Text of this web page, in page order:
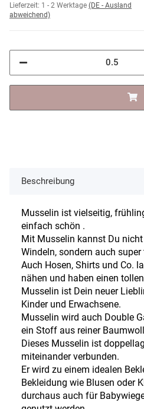
Lieferzeit: 1 - 2 Werktage (DE - Ausland
abweichend)
Beschreibung
Musselin ist vielseitig,
einfach schön .
Mit Musselin kannst Du
Windeln, sondern auch
Auch Hosen, Shirts und Co.
nähen und haben einen
Musselin ist Dein neuer
Kinder und Erwachsene.
Musselin wird auch Double
ein Stoff aus reiner
Dieses Musselin ist
miteinander verbunden.
Er wird zu einem idealen
Bekleidung wie Blusen oder
durchaus auch für